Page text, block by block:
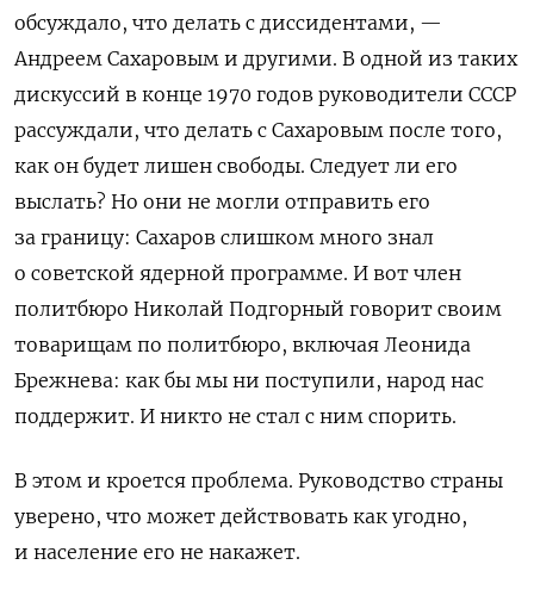
обсуждало, что делать с диссидентами, —
Андреем Сахаровым и другими. В одной из таких
дискуссий в конце 1970 годов руководители СССР
рассуждали, что делать с Сахаровым после того,
как он будет лишен свободы. Следует ли его
выслать? Но они не могли отправить его
за границу: Сахаров слишком много знал
о советской ядерной программе. И вот член
политбюро Николай Подгорный говорит своим
товарищам по политбюро, включая Леонида
Брежнева: как бы мы ни поступили, народ нас
поддержит. И никто не стал с ним спорить.
В этом и кроется проблема. Руководство страны
уверено, что может действовать как угодно,
и население его не накажет.